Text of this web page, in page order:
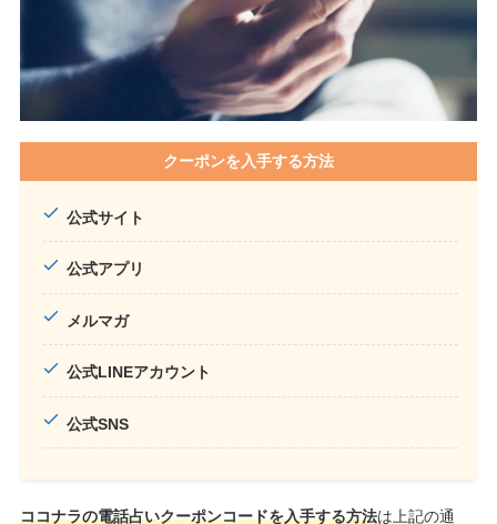
クーポンを入手する方法
公式サイト
公式アプリ
メルマガ
公式LINEアカウント
公式SNS
ココナラの電話占いクーポンコードを入手する方法は上記の通